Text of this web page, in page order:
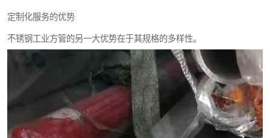
定制化服务的优势
不锈钢工业方管的另一大优势在于其规格的多样性。